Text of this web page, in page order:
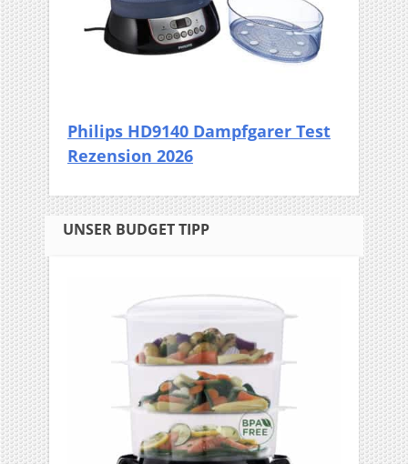
Philips HD9140 Dampfgarer Test
Rezension 2026
UNSER BUDGET TIPP